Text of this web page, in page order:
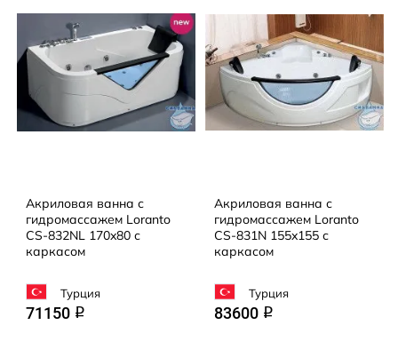
Акриловая ванна с
гидромассажем Loranto
CS-832NL 170x80 с
каркасом
Турция
71150 q
Акриловая ванна с
гидромассажем Loranto
CS-831N 155x155 с
каркасом
Турция
83600 q